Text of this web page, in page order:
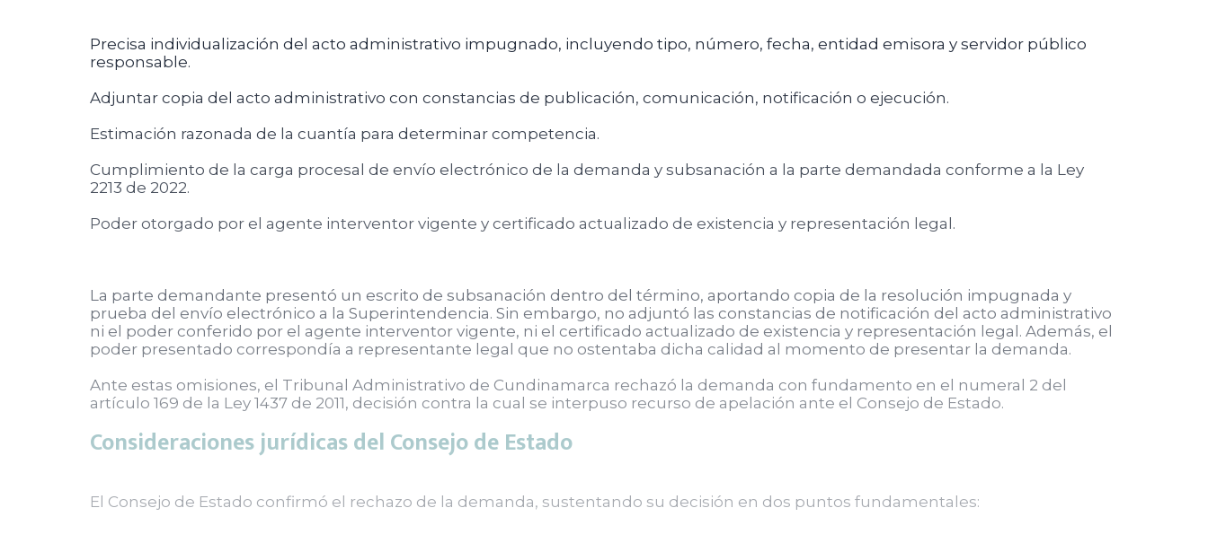
Precisa individualización del acto administrativo impugnado, incluyendo tipo, número, fecha, entidad emisora y servidor público
responsable.
Adjuntar copia del acto administrativo con constancias de publicación, comunicación, notificación o ejecución.
Estimación razonada de la cuantía para determinar competencia.
Cumplimiento de la carga procesal de envío electrónico de la demanda y subsanación a la parte demandada conforme a la Ley
2213 de 2022.
Poder otorgado por el agente interventor vigente y certificado actualizado de existencia y representación legal.
La parte demandante presentó un escrito de subsanación dentro del término, aportando copia de la resolución impugnada y
prueba del envío electrónico a la Superintendencia. Sin embargo, no adjuntó las constancias de notificación del acto administrativo
ni el poder conferido por el agente interventor vigente, ni el certificado actualizado de existencia y representación legal. Además, el
poder presentado correspondía a representante legal que no ostentaba dicha calidad al momento de presentar la demanda.
Ante estas omisiones, el Tribunal Administrativo de Cundinamarca rechazó la demanda con fundamento en el numeral 2 del
artículo 169 de la Ley 1437 de 2011, decisión contra la cual se interpuso recurso de apelación ante el Consejo de Estado.
Consideraciones jurídicas del Consejo de Estado
El Consejo de Estado confirmó el rechazo de la demanda, sustentando su decisión en dos puntos fundamentales: